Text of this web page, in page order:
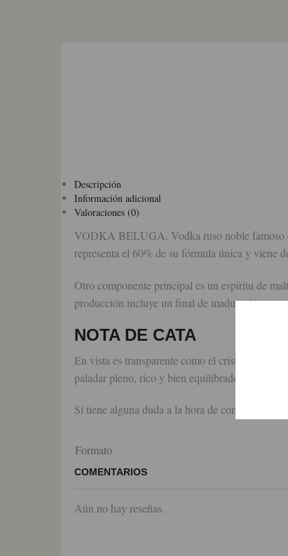
Descripción
Información adicional
Valoraciones (0)
VODKA BELUGA. Vodka ruso noble famoso
representa el 60% de su fórmula única y viene
Otro componente principal es un espíritu de
producción incluye un final de maduración.
NOTA DE CATA
En vista es transparente como el cristal y con
paladar pleno, rico y bien equilibrado siendo al
Si tiene alguna duda a la hora de comprar
Formato
COMENTARIOS
Aún no hay reseñas.